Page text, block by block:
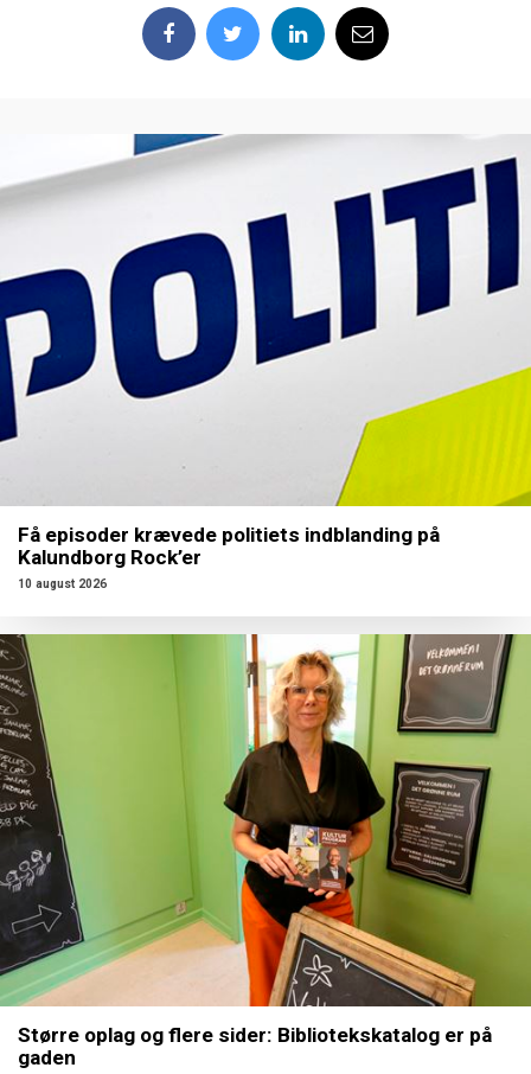
Få episoder krævede politiets indblanding på
Kalundborg Rock’er
10 august 2026
Større oplag og flere sider: Bibliotekskatalog er på
gaden